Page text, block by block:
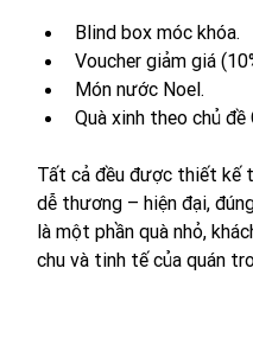
Blind box móc khóa.
Voucher giảm giá
Món nước Noel.
Quà xinh theo chủ đề
Tất cả đều được thiết kế
dễ thương – hiện đại,
là một phần quà nhỏ,
chu và tinh tế của quán